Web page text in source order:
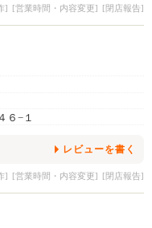
] [営業時間・内容変更] [閉店報告]
６−１
レビューを書く
] [営業時間・内容変更] [閉店報告]